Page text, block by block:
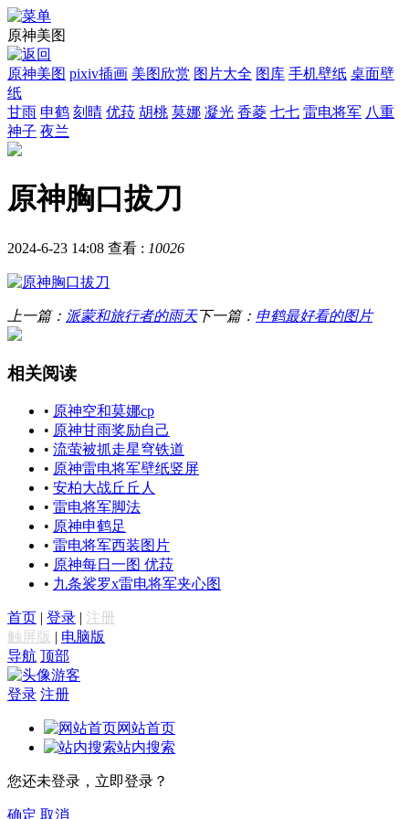
原神美图
原神美图 pixiv插画 美图欣赏 图片大全 图库 手机壁纸 桌面壁
纸
甘雨 申鹤 刻晴 优菈 胡桃 莫娜 凝光 香菱 七七 雷电将军 八重
神子 夜兰
原神胸口拔刀
2024-6-23 14:08 查看 : 10026
上一篇： 派蒙和旅行者的雨天下一篇： 申鹤最好看的图片
相关阅读
• 原神空和莫娜cp
• 原神甘雨奖励自己
• 流萤被抓走星穹铁道
• 原神雷电将军壁纸竖屏
• 安柏大战丘丘人
• 雷电将军脚法
• 原神申鹤足
• 雷电将军西装图片
• 原神每日一图 优菈
• 九条裟罗x雷电将军夹心图
首页 | 登录 | 注册
触屏版 | 电脑版
导航 顶部
游客
登录 注册
网站首页
站内搜索
您还未登录，立即登录？
确定 取消